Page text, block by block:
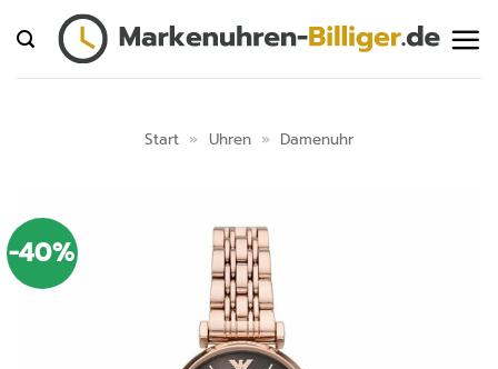
Inhalt
springen
Start » Uhren » Damenuhr
-40%